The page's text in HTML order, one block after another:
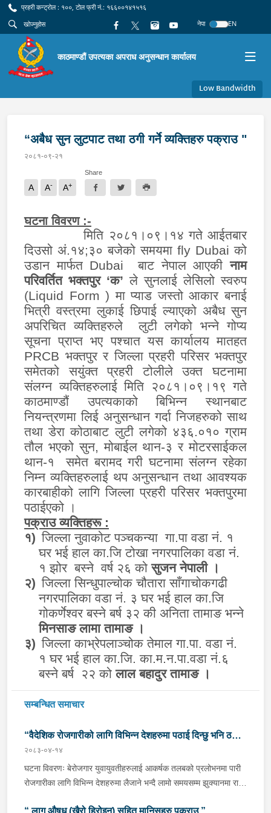
प्रहरी कन्ट्रोल : १००, टोल फ्री नं.: १६६००१४१५१६
नेपा
EN
काठमाण्डौं उपत्यका अपराध अनुसन्धान कार्यालय
Low Bandwidth
“अबैध सुन लुटपाट तथा ठगी गर्ने व्यक्तिहरु पक्राउ "
२०८१-०९-२१
A A- A+
Share
घटना विवरण :-
मिति २०८१।०९।१४ गते आईतबार
दिउसो अं.१४;३० बजेको समयमा fly Dubaiको
उडान मार्फत Dubai बाट नेपाल आएकीनाम
परिवर्तित भक्तपुर ‘क’ ले सुनलाई लेसिलो स्वरुप
(Liquid Form ) मा प्याड जस्तो आकार बनाई
भित्री वस्त्रमा लुकाई छिपाई ल्याएको अबैध सुन
अपरिचित व्यक्तिहरुले लुटी लगेको भन्ने गोप्य
सूचना प्राप्त भए पश्चात यस कार्यालय मातहत
PRCB भक्तपुर र जिल्ला प्रहरी परिसर भक्तपुर
समेतको सयुंक्त प्रहरी टोलीले उक्त घटनामा
संलग्न व्यक्तिहरुलाई मिति २०८१।०९।१९ गते
काठमाण्डौं उपत्यकाको बिभिन्न स्थानबाट
नियन्त्रणमा लिई अनुसन्धान गर्दा निजहरुको साथ
तथा डेरा कोठाबाट लुटी लगेको ४३६.०१० ग्राम
तौल भएको सुन, मोबाईल थान-३ र मोटरसाईकल
थान-१ समेत बरामद गरी घटनामा संलग्न रहेका
निम्न व्यक्तिहरुलाई थप अनुसन्धान तथा आवश्यक
कारबाहीको लागि जिल्ला प्रहरी परिसर भक्तपुरमा
पठाईएको ।
पक्राउ व्यक्तिहरू :
१) जिल्ला नुवाकोट पञ्चकन्या गा.पा वडा नं. १
घर भई हाल का.जि टोखा नगरपालिका वडा नं.
१ झोर बस्ने वर्ष २६ कोसुजन नेपाली ।
२) जिल्ला सिन्धुपाल्चोक चौतारा साँगाचोकगढी
नगरपालिका वडा नं. ३ घर भई हाल का.जि
गोकर्णेश्वर बस्ने बर्ष ३२ की अनिता तामाङ भन्ने
मिनसाङ लामा तामाङ ।
३) जिल्ला काभ्रेपलाञ्चोक तेमाल गा.पा. वडा नं.
१ घर भई हाल का.जि. का.म.न.पा.वडा नं.६
बस्ने बर्ष २२ कोलाल बहादुर तामाङ ।
सम्बन्धित समाचार
“वैदेशिक रोजगारीको लागि विभिन्न देशहरुमा पठाई दिन्छु भनि ठगी
गर्ने व्यक्तिहरु पक्राउ"
२०८३-०४-१४
घटना विवरणः बेरोजगार युवायुवतीहरुलाई आकर्षक तलबको प्रलोभनमा पारी
रोजगारीका लागि विभिन्न देशहरुमा लैजाने भन्दै लामो समयसम्म झुक्यानमा राखि